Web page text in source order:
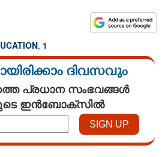
, 1
ദിവസവും
പ്രധാന സംഭവങ്ങൾ
ഇൻബോക്സിൽ